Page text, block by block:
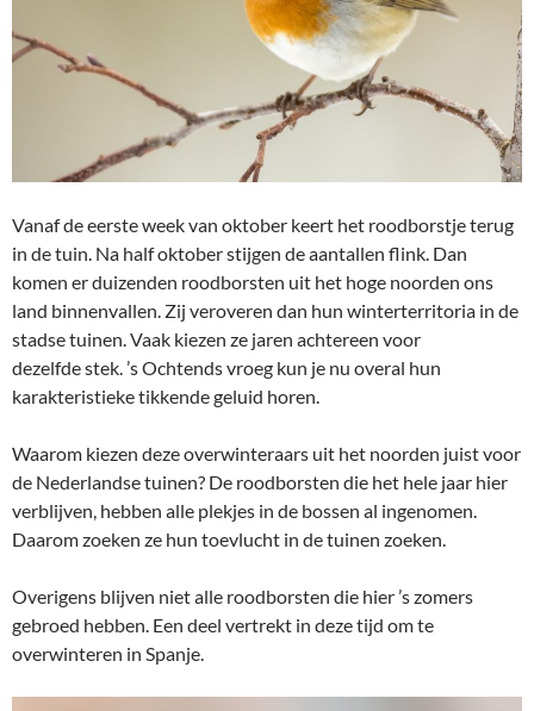
Vanaf de eerste week van oktober keert het roodborstje terug
in de tuin. Na half oktober stijgen de aantallen flink. Dan
komen er duizenden roodborsten uit het hoge noorden ons
land binnenvallen. Zij veroveren dan hun winterterritoria in de
stadse tuinen. Vaak kiezen ze jaren achtereen voor
dezelfdestek. ’s Ochtends vroeg kun je nu overal hun
karakteristieke tikkende geluid horen.
Waarom kiezen deze overwinteraars uit het noorden juist voor
de Nederlandse tuinen? De roodborsten die het hele jaar hier
verblijven, hebben alle plekjes in de bossen al ingenomen.
Daarom zoeken ze hun toevlucht in de tuinen zoeken.
Overigens blijven niet alle roodborsten die hier ’s zomers
gebroed hebben. Een deel vertrekt in deze tijd om te
overwinteren in Spanje.